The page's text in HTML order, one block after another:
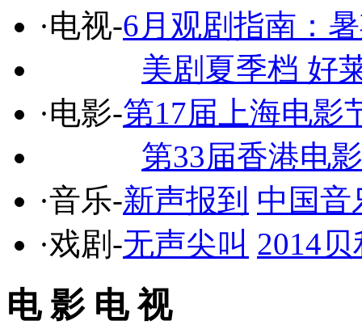
·电视-6月观剧指南：
美剧夏季档 好
·电影-第17届上海电影
第33届香港电
·音乐-新声报到 中国音
·戏剧-无声尖叫 2014
电 影 电 视